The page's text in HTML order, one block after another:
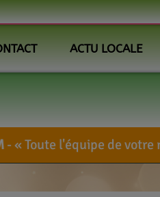
ACTU LOCALE
de votre radio vous